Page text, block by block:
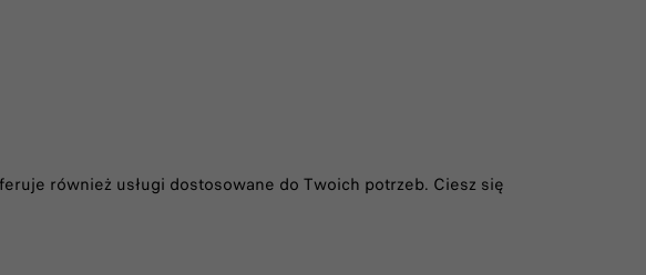
również usługi dostosowane do Twoich potrzeb. Ciesz się